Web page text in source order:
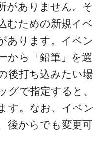
がありません。そ
むための新規イベ
あります。 イベン
から「鉛筆」を選
後打ち込みたい場
グで指定すると、
す。なお、イベン
後からでも変更可